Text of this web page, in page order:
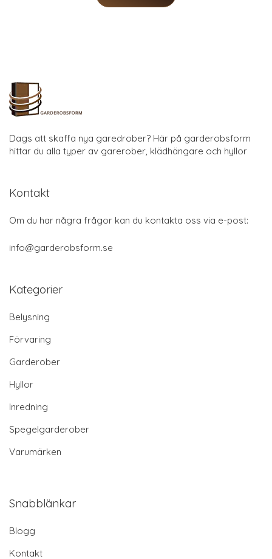
Dags att skaffa nya garedrober? Här på garderobsform
hittar du alla typer av garerober, klädhängare och hyllor
Kontakt
Om du har några frågor kan du kontakta oss via e-post:
info@garderobsform.se
Kategorier
Belysning
Förvaring
Garderober
Hyllor
Inredning
Spegelgarderober
Varumärken
Snabblänkar
Blogg
Kontakt